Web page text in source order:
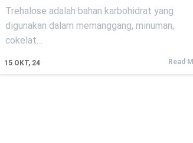
15 OKT, 24
Trehalose adalah bahan karbohidrat yang
digunakan dalam memanggang, minuman,
cokelat…
Read